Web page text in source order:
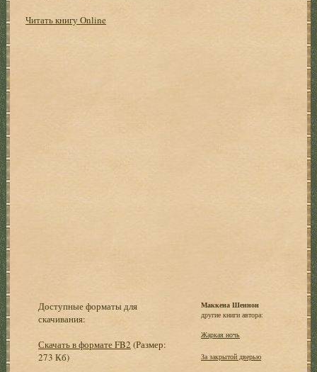
Читать книгу Online
Доступные форматы для
скачивания:
Скачать в формате FB2 (Размер:
273 Кб)
Маккена Шеннон
другие книги автора:
Жаркая ночь
За закрытой дверью